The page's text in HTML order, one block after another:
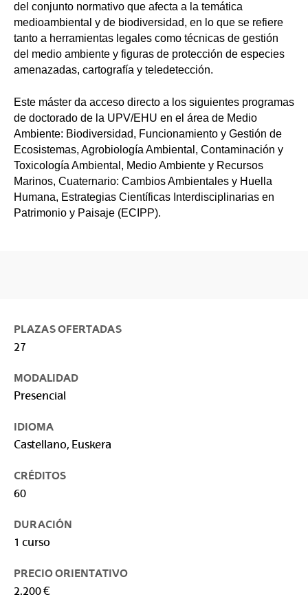
del conjunto normativo que afecta a la temática
medioambiental y de biodiversidad, en lo que se refiere
tanto a herramientas legales como técnicas de gestión
del medio ambiente y figuras de protección de especies
amenazadas, cartografía y teledetección.
Este máster da acceso directo a los siguientes programas
de doctorado de la UPV/EHU en el área de Medio
Ambiente: Biodiversidad, Funcionamiento y Gestión de
Ecosistemas, Agrobiología Ambiental, Contaminación y
Toxicología Ambiental, Medio Ambiente y Recursos
Marinos, Cuaternario: Cambios Ambientales y Huella
Humana, Estrategias Científicas Interdisciplinarias en
Patrimonio y Paisaje (ECIPP).
PLAZAS OFERTADAS
27
MODALIDAD
Presencial
IDIOMA
Castellano, Euskera
CRÉDITOS
60
DURACIÓN
1 curso
PRECIO ORIENTATIVO
2.200 €